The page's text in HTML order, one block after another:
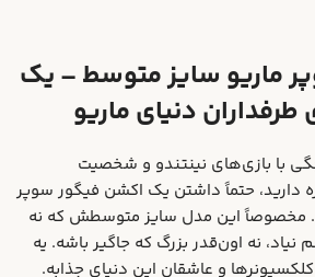
ماریو سایز متوسط – یک
دنیای ماریو
با بازی‌های نینتندو و شخصیت
دارید، حتماً داشتن یک اکشن فیگور سوپر
مخصوصاً این مدل سایز متوسطش که نه
نه اون‌قدر بزرگ که جاگیر باشه. یه
کلکسیونرها و عاشقان این دنیای جذابه.